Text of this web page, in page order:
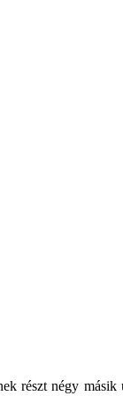
részt négy